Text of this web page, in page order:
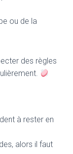
ou de la
des règles
à rester en
alors il faut